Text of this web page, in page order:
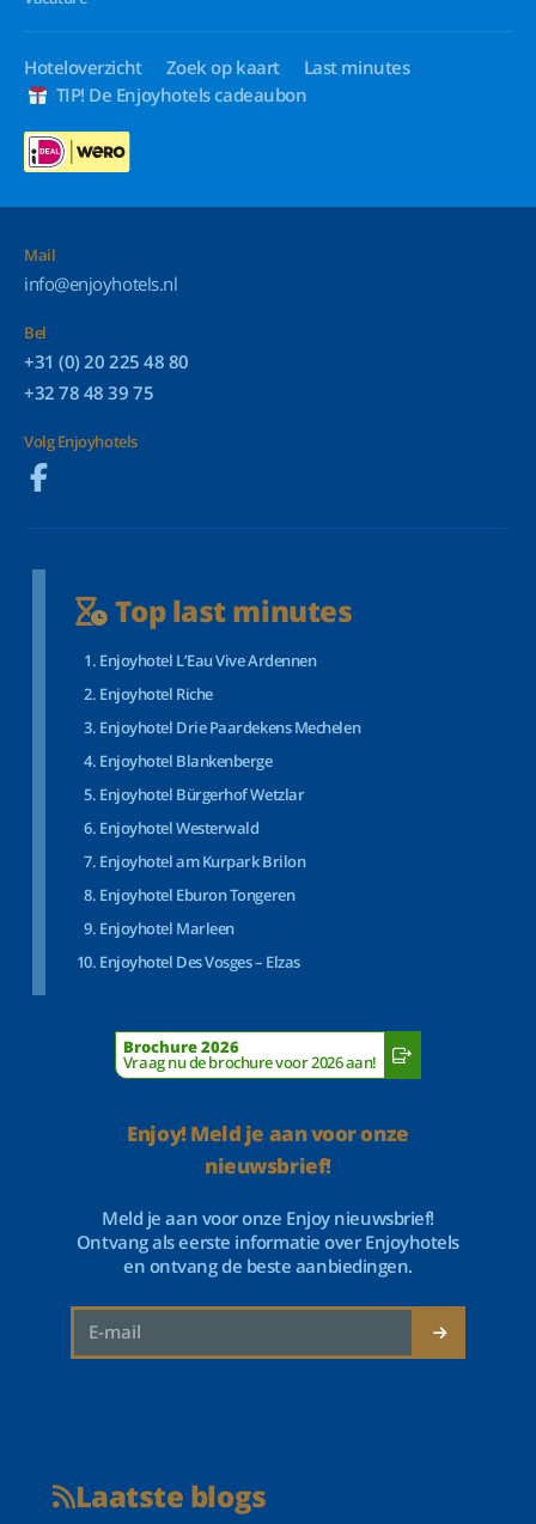
Hoteloverzicht Zoek op kaart
Last minutes
TIP! De Enjoyhotels cadeaubon
Mail
info@enjoyhotels.nl
Bel
+31 (0) 20 225 48 80
+32 78 48 39 75
Volg Enjoyhotels
Top last minutes
Enjoyhotel L’Eau Vive Ardennen
Enjoyhotel Riche
Enjoyhotel Drie Paardekens Mechelen
Enjoyhotel Blankenberge
Enjoyhotel Bürgerhof Wetzlar
Enjoyhotel Westerwald
Enjoyhotel am Kurpark Brilon
Enjoyhotel Eburon Tongeren
Enjoyhotel Marleen
Enjoyhotel Des Vosges – Elzas
Brochure 2026
Vraag nu de brochure voor 2026 aan!
Enjoy! Meld je aan voor onze
nieuwsbrief!
Meld je aan voor onze Enjoy nieuwsbrief!
Ontvang als eerste informatie over Enjoyhotels
en ontvang de beste aanbiedingen.
Laatste blogs